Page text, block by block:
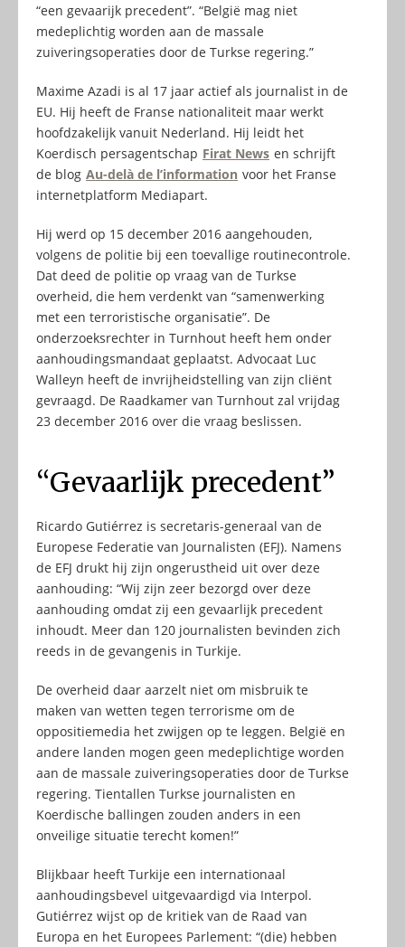
“een gevaarijk precedent”. “België mag niet
medeplichtig worden aan de massale
zuiveringsoperaties door de Turkse regering.”
Maxime Azadi is al 17 jaar actief als journalist in de
EU. Hij heeft de Franse nationaliteit maar werkt
hoofdzakelijk vanuit Nederland. Hij leidt het
Koerdisch persagentschap Firat News en schrijft
de blog Au-delà de l’information voor het Franse
internetplatform Mediapart.
Hij werd op 15 december 2016 aangehouden,
volgens de politie bij een toevallige routinecontrole.
Dat deed de politie op vraag van de Turkse
overheid, die hem verdenkt van “samenwerking
met een terroristische organisatie”. De
onderzoeksrechter in Turnhout heeft hem onder
aanhoudingsmandaat geplaatst. Advocaat Luc
Walleyn heeft de invrijheidstelling van zijn cliënt
gevraagd. De Raadkamer van Turnhout zal vrijdag
23 december 2016 over die vraag beslissen.
“Gevaarlijk precedent”
Ricardo Gutiérrez is secretaris-generaal van de
Europese Federatie van Journalisten (EFJ). Namens
de EFJ drukt hij zijn ongerustheid uit over deze
aanhouding: “Wij zijn zeer bezorgd over deze
aanhouding omdat zij een gevaarlijk precedent
inhoudt. Meer dan 120 journalisten bevinden zich
reeds in de gevangenis in Turkije.
De overheid daar aarzelt niet om misbruik te
maken van wetten tegen terrorisme om de
oppositiemedia het zwijgen op te leggen. België en
andere landen mogen geen medeplichtige worden
aan de massale zuiveringsoperaties door de Turkse
regering. Tientallen Turkse journalisten en
Koerdische ballingen zouden anders in een
onveilige situatie terecht komen!”
Blijkbaar heeft Turkije een internationaal
aanhoudingsbevel uitgevaardigd via Interpol.
Gutiérrez wijst op de kritiek van de Raad van
Europa en het Europees Parlement: “(die) hebben